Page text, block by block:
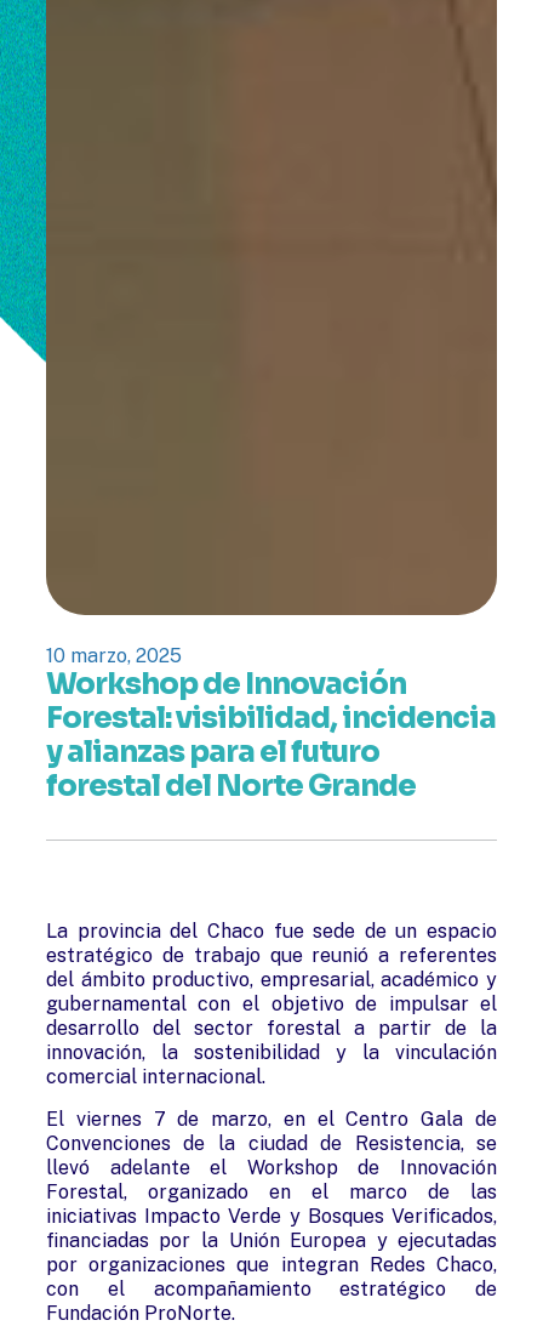
10 marzo, 2025
Workshop de Innovación
Forestal: visibilidad, incidencia
y alianzas para el futuro
forestal del Norte Grande
La provincia del Chaco fue sede de un espacio
estratégico de trabajo que reunió a referentes
del ámbito productivo, empresarial, académico y
gubernamental con el objetivo de impulsar el
desarrollo del sector forestal a partir de la
innovación, la sostenibilidad y la vinculación
comercial internacional.
El viernes 7 de marzo, en el Centro Gala de
Convenciones de la ciudad de Resistencia, se
llevó adelante el Workshop de Innovación
Forestal, organizado en el marco de las
iniciativas Impacto Verde y Bosques Verificados,
financiadas por la Unión Europea y ejecutadas
por organizaciones que integran Redes Chaco,
con el acompañamiento estratégico de
Fundación ProNorte.